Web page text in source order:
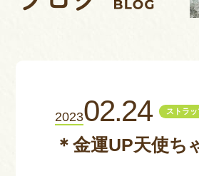
202302.24 ストラッ
＊金運UP天使ち